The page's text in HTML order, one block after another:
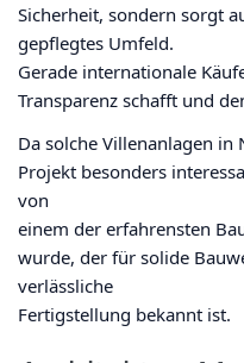
Sicherheit, sondern sorgt
gepflegtes Umfeld.
Gerade internationale
Transparenz schafft und
Da solche Villenanlagen in
Projekt besonders
von
einem der erfahrensten
wurde, der für solide
verlässliche
Fertigstellung bekannt ist.